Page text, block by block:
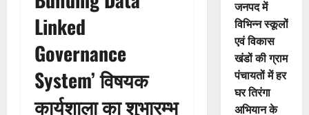
Linked
Governance
System’ विषयक
कार्यशाला का शुभारम्भ
जनपद में
विभिन्न स्कूलों
एवं विकास
खंडों की ग्राम
पंचायतों में हर
घर तिरंगा
अभियान के